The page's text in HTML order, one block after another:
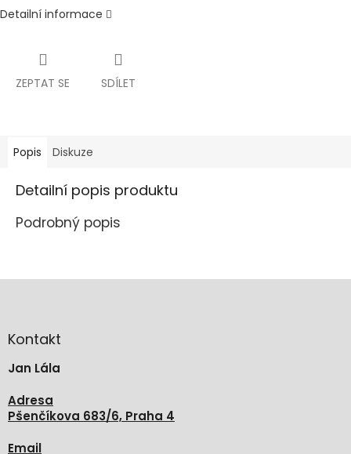
Detailní informace
ZEPTAT SE SDÍLET
Popis Diskuze
Detailní popis produktu
Podrobný popis
aKontakt
Jan Lála
Adresa
Pšenčíkova 683/6, Praha 4
Email